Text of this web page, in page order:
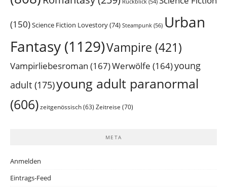
(150)Science Fiction Lovestory(74) Steampunk (56) Urban
Fantasy (1129)Vampire (421)
Vampirliebesroman (167)Werwölfe (164)young
adult (175)young adult paranormal
(606) zeitgenössisch (63) Zeitreise (70)
META
Anmelden
Eintrags-Feed